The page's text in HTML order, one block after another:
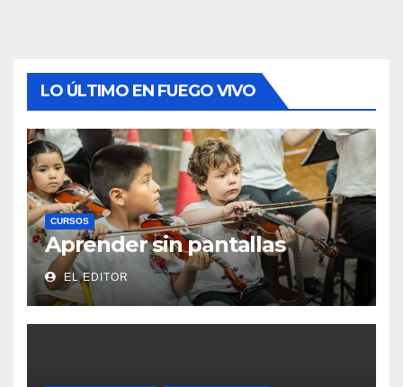
LO ÚLTIMO EN FUEGO VIVO
CURSOS
Aprender sin pantallas
EL EDITOR